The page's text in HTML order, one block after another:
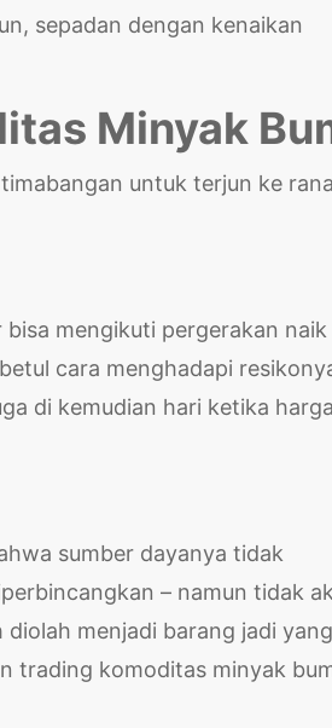
sepadan dengan kenaikan
Minyak
untuk terjun ke
bisa mengikuti pergerakan naik
cara menghadapi
di kemudian hari ketika harga
sumber dayanya tidak
– namun tidak
menjadi barang jadi yang
trading komoditas minyak